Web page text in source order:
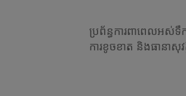
ប្រព័ន្ធការពាពេលអស់ទឹ
ការខូចខាត និងធានាសុវ